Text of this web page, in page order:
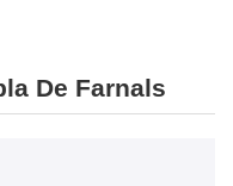
De Farnals